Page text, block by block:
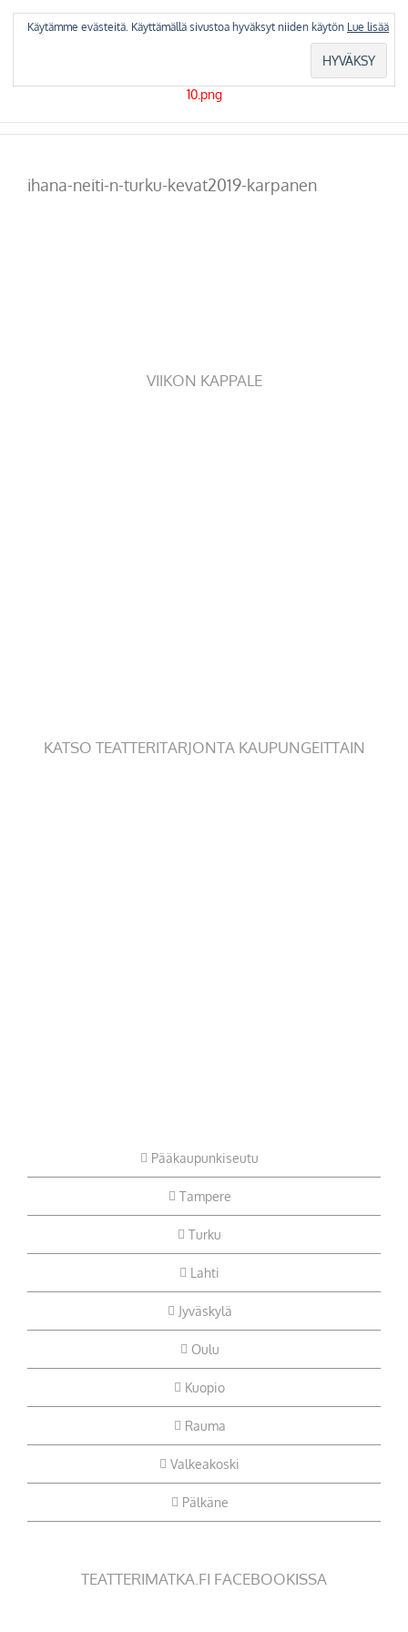
ihana-neiti-n-turku-kevat2019-karpanen
VIIKON KAPPALE
KATSO TEATTERITARJONTA KAUPUNGEITTAIN
Pääkaupunkiseutu
Tampere
Turku
Lahti
Jyväskylä
Oulu
Kuopio
Rauma
Valkeakoski
Pälkäne
TEATTERIMATKA.FI FACEBOOKISSA
Käytämme evästeitä. Käyttämällä sivustoa hyväksyt niiden käytön Lue lisää